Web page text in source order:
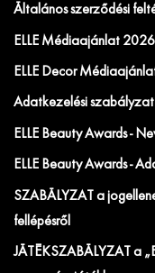
Általános szerződési
ELLE Médiaajánlat 2026
ELLE Decor
Adatkezelési szabályzat
ELLE Beauty Awards -
ELLE Beauty Awards -
SZABÁLYZAT a
fellépésről
JÁTÉKSZABÁLYZAT a